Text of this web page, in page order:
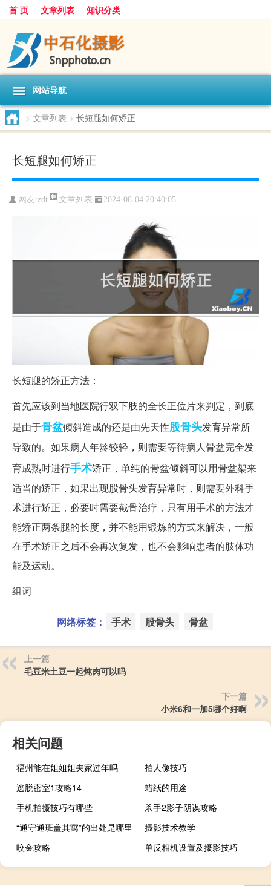
首 页 文章列表 知识分类
网站导航
> 文章列表 > 长短腿如何矫正
长短腿如何矫正
网友:zdt 文章列表 2024-08-04 20:40:05
长短腿的矫正方法：
首先应该到当地医院行双下肢的全长正位片来判定，到底
是由于骨盆倾斜造成的还是由先天性股骨头发育异常所
导致的。如果病人年龄较轻，则需要等待病人骨盆完全发
育成熟时进行手术矫正，单纯的骨盆倾斜可以用骨盆架来
适当的矫正，如果出现股骨头发育异常时，则需要外科手
术进行矫正，必要时需要截骨治疗，只有用手术的方法才
能矫正两条腿的长度，并不能用锻炼的方式来解决，一般
在手术矫正之后不会再次复发，也不会影响患者的肢体功
能及运动。
组词
网络标签： 手术 股骨头 骨盆
上一篇
毛豆米土豆一起炖肉可以吗
下一篇
小米6和一加5哪个好啊
相关问题
福州能在姐姐姐夫家过年吗
拍人像技巧
逃脱密室1攻略14
蜡纸的用途
手机拍摄技巧有哪些
杀手2影子阴谋攻略
“通守通班盖其寓”的出处是哪里
摄影技术教学
咬金攻略
单反相机设置及摄影技巧